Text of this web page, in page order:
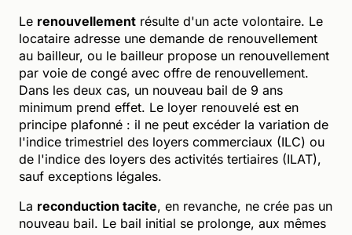
Le renouvellement résulte d'un acte volontaire. Le
locataire adresse une demande de renouvellement
au bailleur, ou le bailleur propose un renouvellement
par voie de congé avec offre de renouvellement.
Dans les deux cas, un nouveau bail de 9 ans
minimum prend effet. Le loyer renouvelé est en
principe plafonné : il ne peut excéder la variation de
l'indice trimestriel des loyers commerciaux (ILC) ou
de l'indice des loyers des activités tertiaires (ILAT),
sauf exceptions légales.
La reconduction tacite, en revanche, ne crée pas un
nouveau bail. Le bail initial se prolonge, aux mêmes